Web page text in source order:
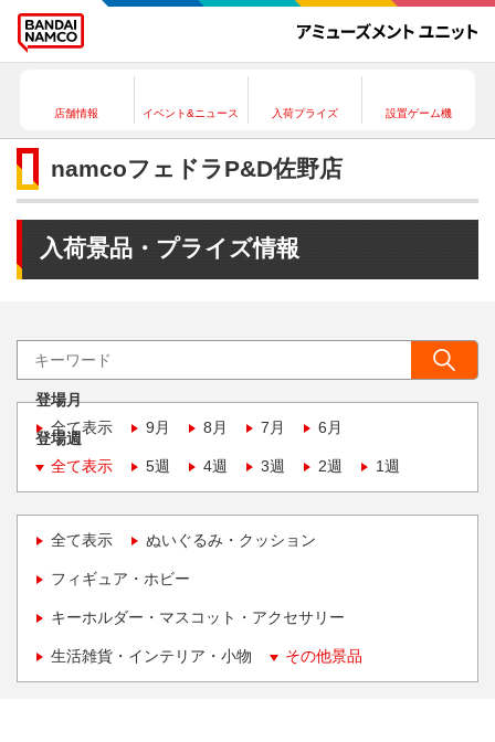
店舗情報 イベント&ニュース 入荷プライズ 設置ゲーム機
namcoフェドラP&D佐野店
入荷景品・プライズ情報
登場月
全て表示
9月 8月 7月 6月
登場週
全て表示
5週 4週 3週 2週 1週
全て表示 ぬいぐるみ・クッション
フィギュア・ホビー
キーホルダー・マスコット・アクセサリー
生活雑貨・インテリア・小物 その他景品